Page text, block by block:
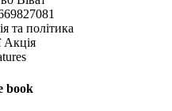
та політика
Акція
book